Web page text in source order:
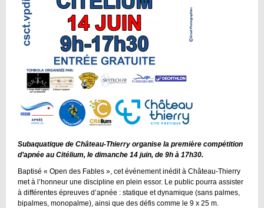
Subaquatique de Château-Thierry organise la première compétition
d’apnée au Citélium, le dimanche 14 juin, de 9h à 17h30.
Baptisé « Open des Fables », cet événement inédit à Château-Thierry
met à l’honneur une discipline en plein essor. Le public pourra assister
à différentes épreuves d’apnée : statique et dynamique (sans palmes,
bipalmes, monopalme), ainsi que des défis comme le 9 x 25 m.